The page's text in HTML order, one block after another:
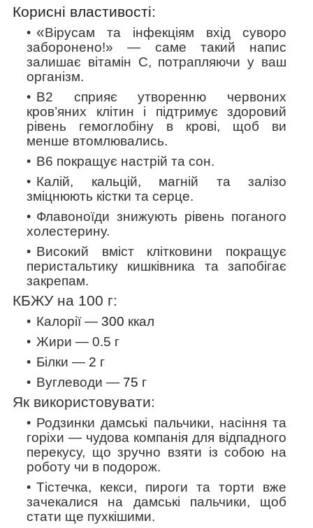
Корисні властивості:
«Вірусам та інфекціям вхід суворо
заборонено!» — саме такий напис
залишає вітамін С, потрапляючи у ваш
організм.
В2 сприяє утворенню червоних
кров’яних клітин і підтримує здоровий
рівень гемоглобіну в крові, щоб ви
менше втомлювались.
В6 покращує настрій та сон.
Калій, кальцій, магній та залізо
зміцнюють кістки та серце.
Флавоноїди знижують рівень поганого
холестерину.
Високий вміст клітковини покращує
перистальтику кишківника та запобігає
закрепам.
КБЖУ на 100 г:
Калорії — 300 ккал
Жири — 0.5 г
Білки — 2 г
Вуглеводи — 75 г
Як використовувати:
Родзинки дамські пальчики, насіння та
горіхи — чудова компанія для відпадного
перекусу, що зручно взяти із собою на
роботу чи в подорож.
Тістечка, кекси, пироги та торти вже
зачекалися на дамські пальчики, щоб
стати ще пухкішими.